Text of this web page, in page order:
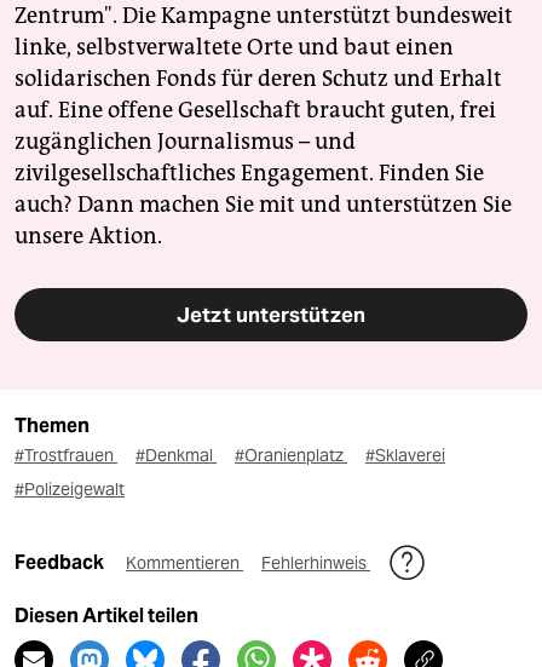
Zentrum". Die Kampagne unterstützt bundesweit
linke, selbstverwaltete Orte und baut einen
solidarischen Fonds für deren Schutz und Erhalt
auf. Eine offene Gesellschaft braucht guten, frei
zugänglichen Journalismus – und
zivilgesellschaftliches Engagement. Finden Sie
auch? Dann machen Sie mit und unterstützen Sie
unsere Aktion.
Jetzt unterstützen
Themen
#Trostfrauen #Denkmal #Oranienplatz
#Sklaverei
#Polizeigewalt
Feedback Kommentieren Fehlerhinweis
Diesen Artikel teilen